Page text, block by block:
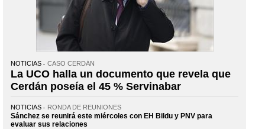
NOTICIAS CASO CERDÁN
La UCO halla un documento que revela que
Cerdán poseía el 45 % Servinabar
NOTICIAS RONDA DE REUNIONES
Sánchez se reunirá este miércoles con EH Bildu y PNV para
evaluar sus relaciones